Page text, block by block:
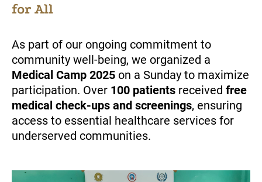
for All
As part of our ongoing commitment to
community well-being, we organized a
Medical Camp 2025 on a Sunday to maximize
participation. Over 100 patients received free
medical check-ups and screenings, ensuring
access to essential healthcare services for
underserved communities.